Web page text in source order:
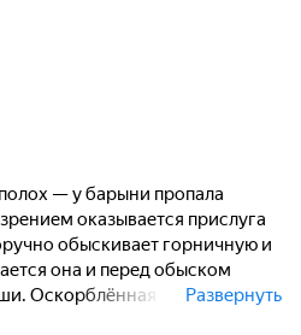
— у барыни пропала
оказывается прислуга
обыскивает горничную и
она и перед обыском
Оскорблённая девушкаРазвернуть